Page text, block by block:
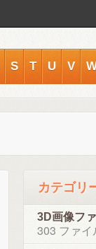
S T U V
カテゴリ
3D画像フ
303 ファイ